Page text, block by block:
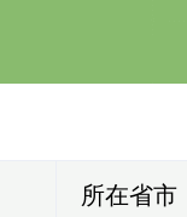
所在省市